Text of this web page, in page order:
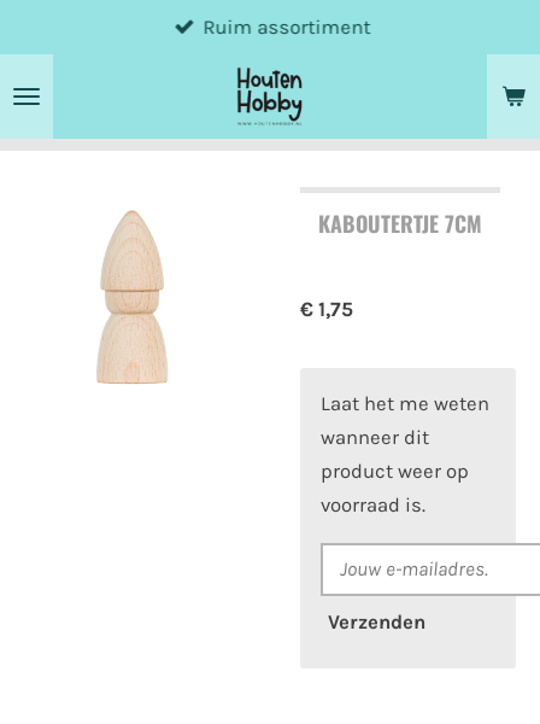
direct
naar
Ruim assortiment
KABOUTERTJE 7CM
€ 1,75
Laat het me weten
wanneer dit
product weer op
voorraad is.
Verzenden